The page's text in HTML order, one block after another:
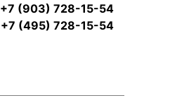
+7 (903) 728-15-54
+7 (495) 728-15-54